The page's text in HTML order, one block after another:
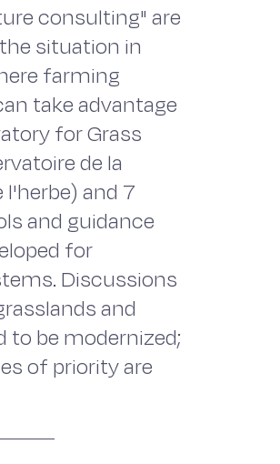
consulting" are
situation in
farming
take advantage
for Grass
de la
and 7
and guidance
for
Discussions
and
to be modernized;
of priority are